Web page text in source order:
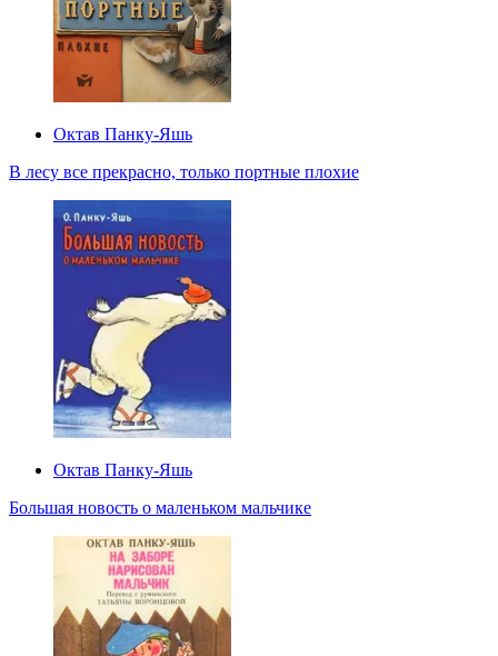
Октав Панку‑Яшь
В лесу все прекрасно, только портные плохие
Октав Панку‑Яшь
Большая новость о маленьком мальчике